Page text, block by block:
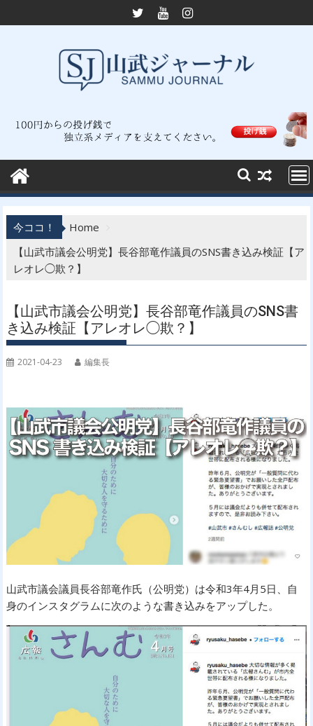
to
今ココ！
Home
【山武市議会公明党】長谷部竜作議員のSNS書き込み検証【ア
レオレ◯欺？】
【山武市議会公明党】長谷部竜作議員のSNS書
き込み検証【アレオレ◯欺？】
2021-04-23 編集長
山武市議会議員長谷部竜作氏（公明党）は令和3年4月5日、自
身のインスタグラムに次のような書き込みをアップした。